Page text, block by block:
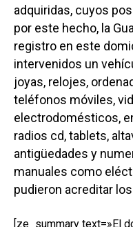
adquiridas, cuyos
por este hecho, la
registro en este
intervenidos un
joyas, relojes,
teléfonos móviles,
electrodomésticos,
radios cd, tablets,
antigüedades y
manuales como
pudieron acreditar
[ze_summary text=»El